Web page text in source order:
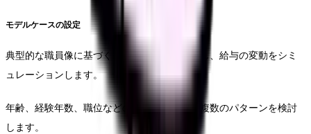
モデルケースの設定
典型的な職員像に基づくモデルケースを設定し、給与の変動をシミ
ュレーションします。
年齢、経験年数、職位などの要素を考慮した複数のパターンを検討
します。